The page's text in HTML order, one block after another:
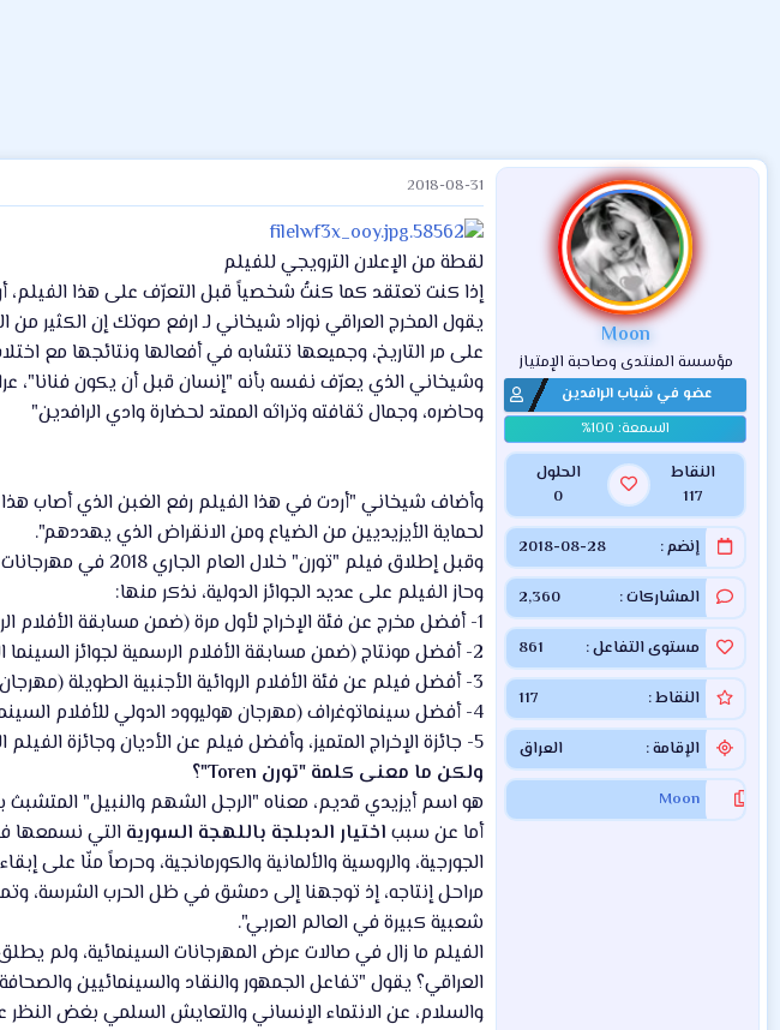
Moon
مؤسسة المنتدى وصاحبة الإمتياز
عضو في شباب الرافدين
النقاط
117
الحلول
0
إنضم 2018-08-28
المشاركات 2,360
مستوى التفاعل 861
النقاط 117
الإقامة العراق
Moon
2018-08-31
لقطة من الإعلان الترويجي للفيلم
إذا كنت تعتقد كما كنتُ شخصياً قبل التعرّف على هذا الفيلم،
يقول المخرج العراقي نوزاد شيخاني لـ ارفع صوتك إن الكثير من
على مر التاريخ، وجميعها تتشابه في أفعالها ونتائجها
وحاضره، وجمال ثقافته وتراثه الممتد لحضارة وادي الرافدين"
وأضاف شيخاني "أردت في هذا الفيلم رفع الغبن الذي أصاب هذا
لحماية الأيزيديين من الضياع ومن الانقراض الذي يهددهم".
وقبل إطلاق فيلم "تورن" خلال العام الجاري 2018 في مهرجانات سينما
وحاز الفيلم على عديد الجوائز الدولية، نذكر منها:
1- أفضل مخرج عن فئة الإخراج لأول مرة (ضمن مسابقة الأفلام الرسمية لجوائز السينما الأوروبية في بولونيا)
2- أفضل مونتاج (ضمن مسابقة الأفلام الرسمية لجوائز السينما الأوروبية في بولونيا)
3- أفضل فيلم عن فئة الأفلام الروائية الأجنبية الطويلة (مهرجان هوليوود الدولي للأفلام السينمائية)
4- أفضل سينماتوغراف (مهرجان هوليوود الدولي للأفلام السينمائية)
5- جائزة الإخراج المتميز، وأفضل فيلم عن الأديان وجائزة الفيلم المتميز (مهرجان كالكتا السينمائي في الهند)
ولكن ما معنى كلمة "تورن Toren"؟
هو اسم أيزيدي قديم، معناه "الرجل الشهم والنبيل"
أما عن سبب اختيار الدبلجة باللهجة السورية التي نسمعها
الجورجية، والروسية والألمانية والكورمانجية، وحرصاً منّا على
مراحل إنتاجه، إذ توجهنا إلى دمشق في ظل الحرب الشرسة،
شعبية كبيرة في العالم العربي".
الفيلم ما زال في صالات عرض المهرجانات السينمائية، ولم
العراقي؟ يقول "تفاعل الجمهور والنقاد والسينمائيين
والسلام، عن الانتماء الإنساني والتعايش السلمي بغض النظر